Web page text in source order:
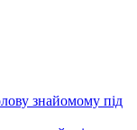
знайомому під